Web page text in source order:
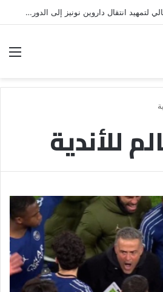
الهلال يتحمل الفارق المالي لتمهيد انتقال داروين نونيز إلى الدوري التركي
للأندية